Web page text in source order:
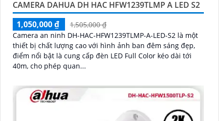
CAMERA DAHUA DH HAC HFW1239TLMP A LED S2
1,050,000 ₫
1,505,000 ₫
Camera an ninh DH-HAC-HFW1239TLMP-A-LED-S2 là một
thiết bị chất lượng cao với hình ảnh ban đêm sáng đẹp,
điểm nổi bật là cung cấp đèn LED Full Color kéo dài tới
40m, cho phép quan...